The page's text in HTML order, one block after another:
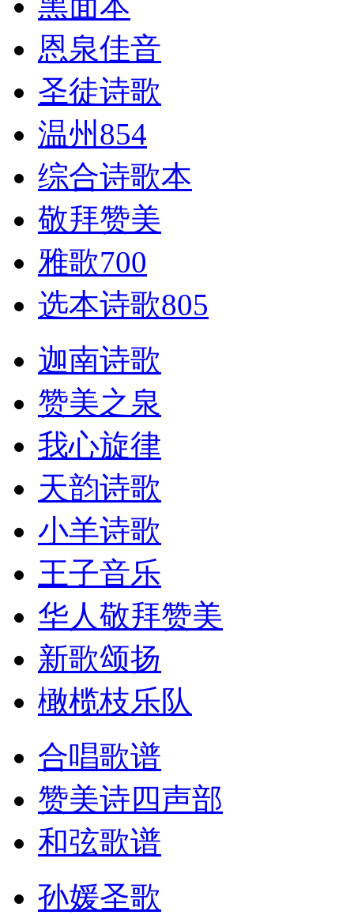
恩泉佳音
圣徒诗歌
温州854
综合诗歌本
敬拜赞美
雅歌700
选本诗歌805
迦南诗歌
赞美之泉
我心旋律
天韵诗歌
小羊诗歌
王子音乐
华人敬拜赞美
新歌颂扬
橄榄枝乐队
合唱歌谱
赞美诗四声部
和弦歌谱
孙媛圣歌